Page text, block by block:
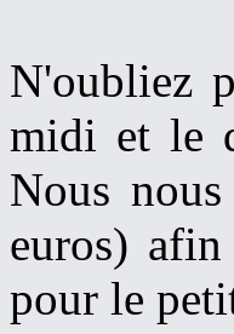
N'oubliez
midi et le
Nous
euros)
pour le